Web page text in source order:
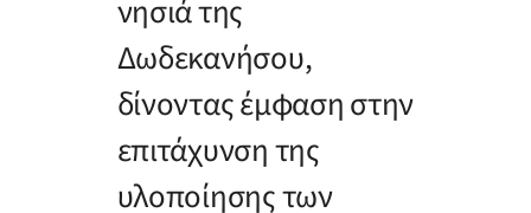
νησιά της
Δωδεκανήσου,
δίνοντας έμφαση στην
επιτάχυνση της
υλοποίησης των